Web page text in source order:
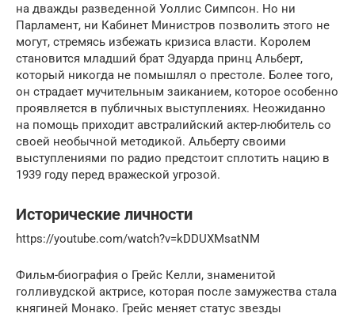
на дважды разведенной Уоллис Симпсон. Но ни
Парламент, ни Кабинет Министров позволить этого не
могут, стремясь избежать кризиса власти. Королем
становится младший брат Эдуарда принц Альберт,
который никогда не помышлял о престоле. Более того,
он страдает мучительным заиканием, которое особенно
проявляется в публичных выступлениях. Неожиданно
на помощь приходит австралийский актер-любитель со
своей необычной методикой. Альберту своими
выступлениями по радио предстоит сплотить нацию в
1939 году перед вражеской угрозой.
Исторические личности
https://youtube.com/watch?v=kDDUXMsatNM
Фильм-биография о Грейс Келли, знаменитой
голливудской актрисе, которая после замужества стала
княгиней Монако. Грейс меняет статус звезды